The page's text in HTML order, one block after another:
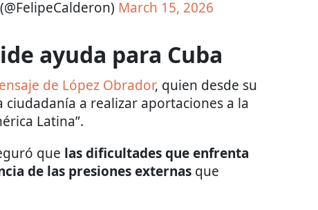
March 15, 2026
ayuda para Cuba
de López Obrador, quien desde su
a realizar aportaciones a la
Latina”.
que las dificultades que enfrenta
de las presiones externas que